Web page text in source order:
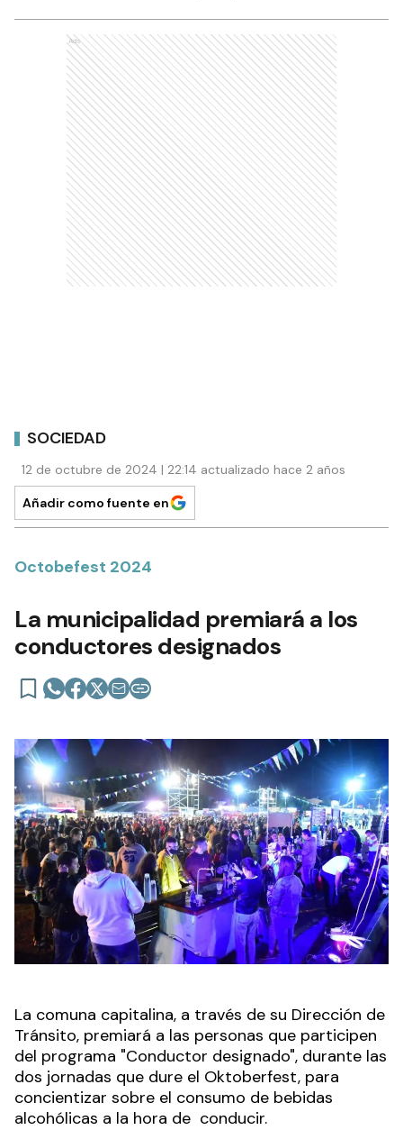
Ads
SOCIEDAD
12 de octubre de 2024 | 22:14 actualizado hace 2 años
Añadir como fuente en
Octobefest 2024
La municipalidad premiará a los
conductores designados
La comuna capitalina, a través de su Dirección de
Tránsito, premiará a las personas que participen
del programa "Conductor designado", durante las
dos jornadas que dure el Oktoberfest, para
concientizar sobre el consumo de bebidas
alcohólicas a la hora de conducir.